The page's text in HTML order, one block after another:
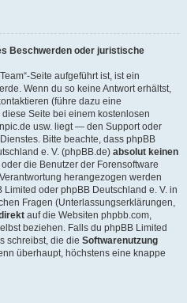
Beschwerden oder juristische
Seite aufgeführt ist, ist ein
Wenn du so keine Antwort erhältst,
(führe dazu eine
Seite bei einem kostenlosen
usw. liegt — den Support oder
Bitte beachte, dass phpBB
e. V. (phpBB.de) absolut keinen
die Benutzer der Forensoftware
herangezogen werden
oder phpBB Deutschland e. V. in
Fragen (Unterlassungserklärungen,
auf die Websiten phpbb.com,
beziehen. Falls du phpBB Limited
schreibst, die die Softwarenutzung
überhaupt, höchstens eine knappe